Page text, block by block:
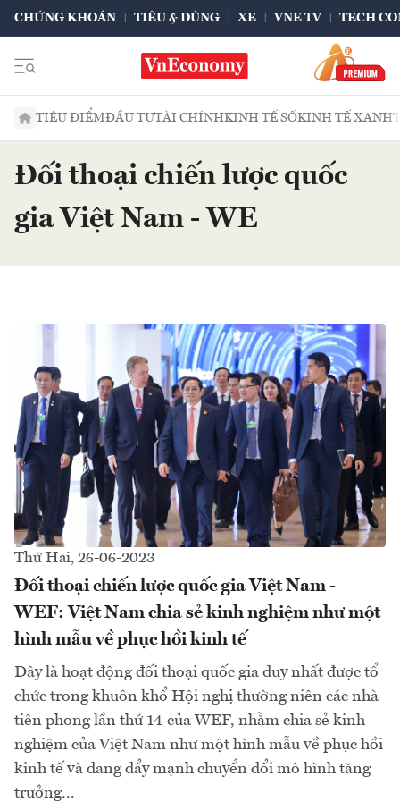
CHỨNG KHOÁN TIÊU & DÙNG XE VNE TV TECH
TIÊU ĐIỂMĐẦU TƯTÀI CHÍNHKINH TẾ SỐKINH TẾ XANH
Đối thoại chiến lược quốc
gia Việt Nam - WE
Thứ Hai, 26-06-2023
Đối thoại chiến lược quốc gia Việt Nam -
WEF: Việt Nam chia sẻ kinh nghiệm như một
hình mẫu về phục hồi kinh tế
Đây là hoạt động đối thoại quốc gia duy nhất được tổ
chức trong khuôn khổ Hội nghị thường niên các nhà
tiên phong lần thứ 14 của WEF, nhằm chia sẻ kinh
nghiệm của Việt Nam như một hình mẫu về phục hồi
kinh tế và đang đẩy mạnh chuyển đổi mô hình tăng
trưởng...